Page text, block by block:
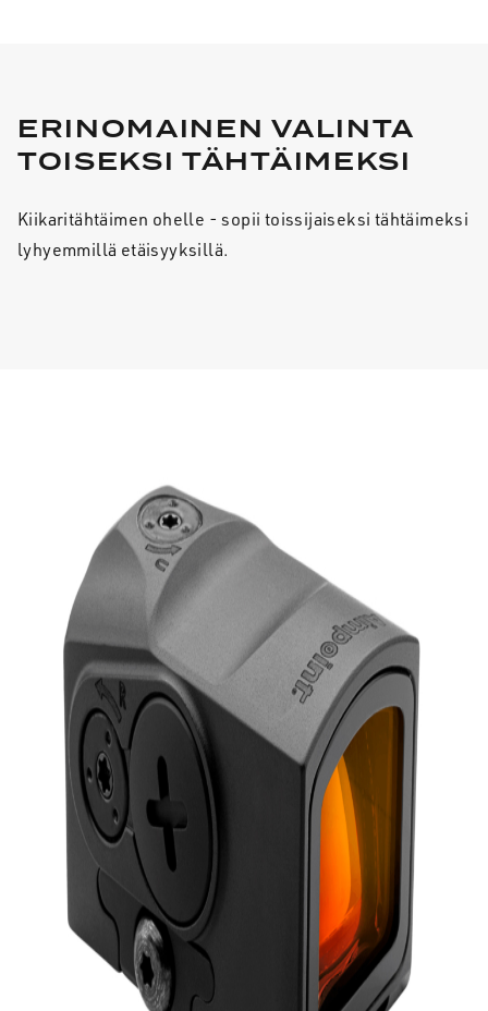
ERINOMAINEN VALINTA
TOISEKSI TÄHTÄIMEKSI
Kiikaritähtäimen ohelle - sopii toissijaiseksi tähtäimeksi
lyhyemmillä etäisyyksillä.